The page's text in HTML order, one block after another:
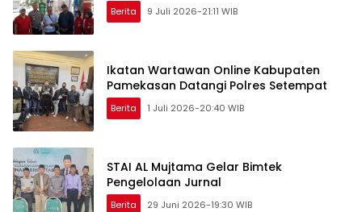
Berita 9 Juli 2026-21:11 WIB
Ikatan Wartawan Online Kabupaten
Pamekasan Datangi Polres Setempat
Berita 1 Juli 2026-20:40 WIB
STAI AL Mujtama Gelar Bimtek
Pengelolaan Jurnal
Berita 29 Juni 2026-19:30 WIB